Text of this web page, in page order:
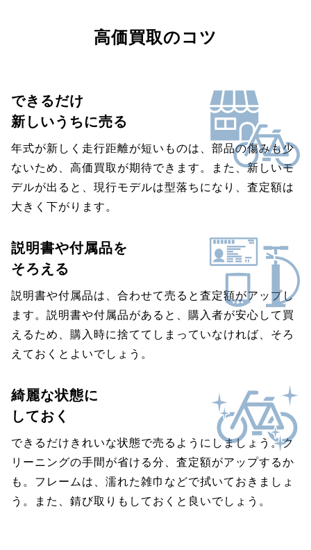
高価買取のコツ
できるだけ
新しいうちに売る
年式が新しく走行距離が短いものは、部品の傷みも少
ないため、高価買取が期待できます。また、新しいモ
デルが出ると、現行モデルは型落ちになり、査定額は
大きく下がります。
説明書や付属品を
そろえる
説明書や付属品は、合わせて売ると査定額がアップし
ます。説明書や付属品があると、購入者が安心して買
えるため、購入時に捨ててしまっていなければ、そろ
えておくとよいでしょう。
綺麗な状態に
しておく
できるだけきれいな状態で売るようにしましょう。ク
リーニングの手間が省ける分、査定額がアップするか
も。フレームは、濡れた雑巾などで拭いておきましょ
う。また、錆び取りもしておくと良いでしょう。